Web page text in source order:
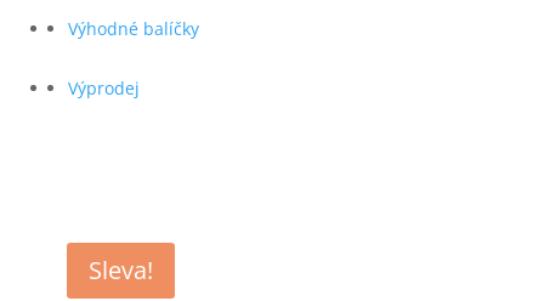
Výhodné balíčky
Výprodej
Sleva!